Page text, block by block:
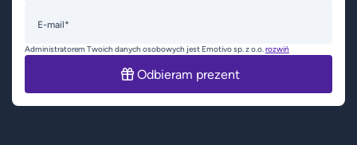
E-mail*
Administratorem Twoich danych osobowych jest Emotivo sp. z o.o.rozwiń
Odbieram prezent